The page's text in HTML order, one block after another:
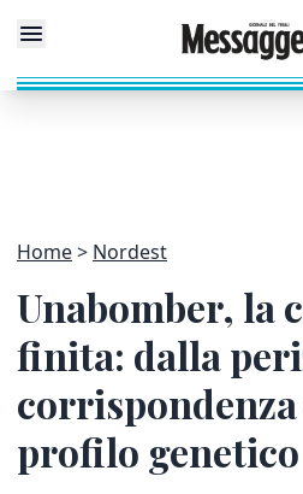
Home Nordest
Unabomber, la
finita: dalla
profilo genetico